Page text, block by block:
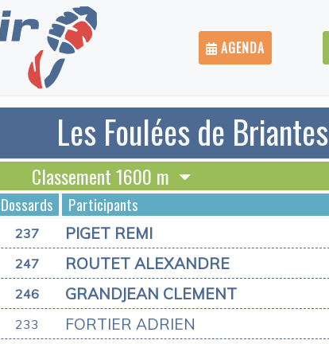
AGENDA
Les Foulées de Briantes
Classement 1600 m
Dossards Participants
237 PIGET REMI
247 ROUTET ALEXANDRE
246 GRANDJEAN CLEMENT
233 FORTIER ADRIEN